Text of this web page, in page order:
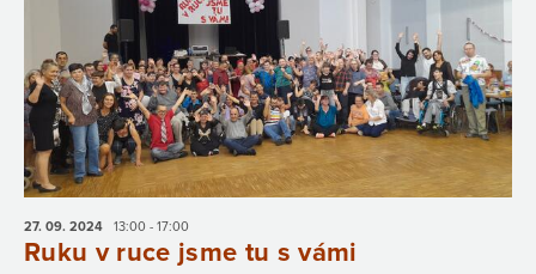
27. 09. 2024 13:00 - 17:00
Ruku v ruce jsme tu s vámi